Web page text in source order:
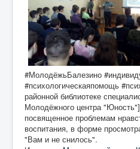
#МолодёжьБалезино
#психологическаяпомощь
районной библиотеке
Молодёжного центра
посвященное проблемам
воспитания, в форме
"Вам и не снилось".